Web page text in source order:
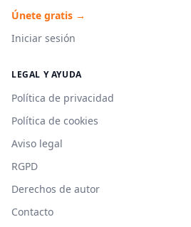
Únete gratis →
Iniciar sesión
LEGAL Y AYUDA
Política de privacidad
Política de cookies
Aviso legal
RGPD
Derechos de autor
Contacto